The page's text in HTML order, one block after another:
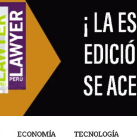
ECONOMÍA TECNOLOGÍA